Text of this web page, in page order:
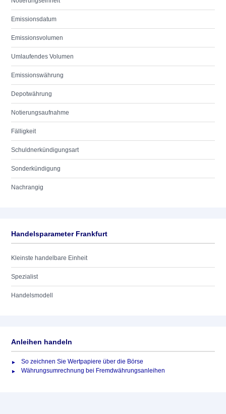
Emissionsdatum
Emissionsvolumen
Umlaufendes Volumen
Emissionswährung
Depotwährung
Notierungsaufnahme
Fälligkeit
Schuldnerkündigungsart
Sonderkündigung
Nachrangig
Handelsparameter Frankfurt
Kleinste handelbare Einheit
Spezialist
Handelsmodell
Anleihen handeln
So zeichnen Sie Wertpapiere über die Börse
Währungsumrechnung bei Fremdwährungsanleihen